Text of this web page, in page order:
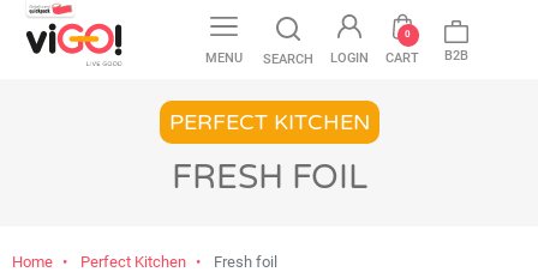
MENU SEARCH LOGIN CART
0
B2B
PERFECT KITCHEN
FRESH FOIL
Home Perfect Kitchen Fresh foil